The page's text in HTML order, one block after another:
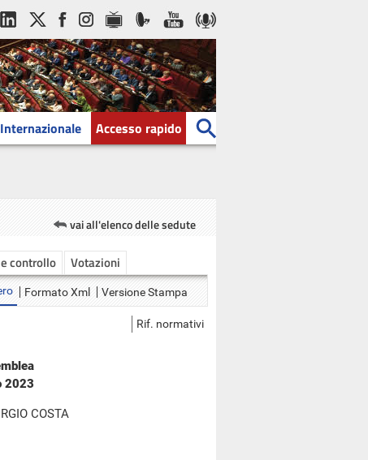
Internazionale Accesso rapido
vai all'elenco delle sedute
controllo Votazioni
Formato Xml Versione Stampa
Rif. normativi
2023
COSTA